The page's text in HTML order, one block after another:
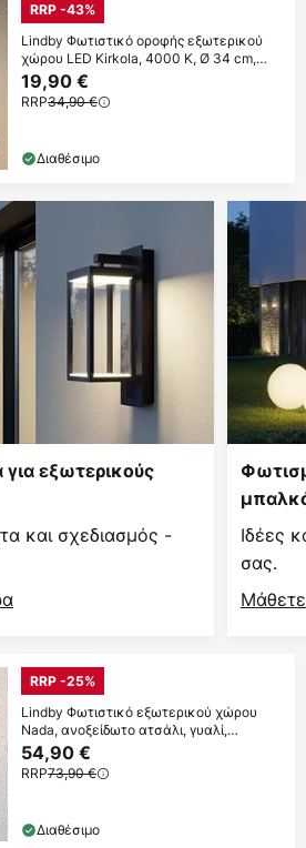
RRP -43%
Lindby Φωτιστικό οροφής εξωτερικού
χώρου LED Kirkola, 4000 K, Ø 34 cm,
λευκό
19,90 €
RRP34,90 €
Διαθέσιμο
εξωτερικούς
και σχεδιασμός -
Ιδέες
σας.
RRP -25%
Lindby Φωτιστικό εξωτερικού χώρου
Nada, ανοξείδωτο ατσάλι, γυαλί,
αισθητήρας,
54,90 €
RRP73,90 €
Διαθέσιμο